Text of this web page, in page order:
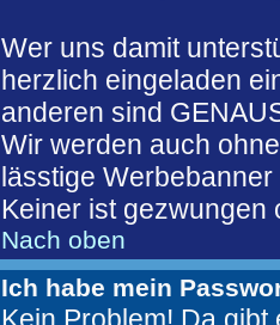
Wer uns damit
herzlich eingeladen
anderen sind
Wir werden auch
lässtige
Keiner ist gezwungen
Nach oben
Ich habe mein